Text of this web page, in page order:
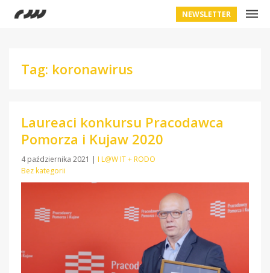
NEWSLETTER
Tag: koronawirus
Laureaci konkursu Pracodawca
Pomorza i Kujaw 2020
4 października 2021 | I L@W IT + RODO
Bez kategorii